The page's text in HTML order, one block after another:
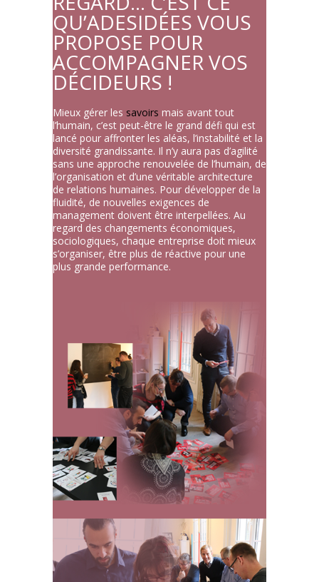
QU’ADESIDÉES VOUS
PROPOSE POUR
ACCOMPAGNER VOS
DÉCIDEURS !
Mieux gérer les savoirs mais avant tout
l’humain, c’est peut-être le grand défi qui est
lancé pour affronter les aléas, l’instabilité et la
diversité grandissante. Il n’y aura pas d’agilité
sans une approche renouvelée de l’humain, de
l’organisation et d’une véritable architecture
de relations humaines. Pour développer de la
fluidité, de nouvelles exigences de
management doivent être interpellées. Au
regard des changements économiques,
sociologiques, chaque entreprise doit mieux
s’organiser, être plus de réactive pour une
plus grande performance.